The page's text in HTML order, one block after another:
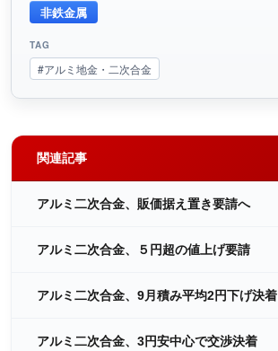
非鉄金属
TAG
#アルミ地金・二次合金
関連記事
アルミ二次合金、販価据え置き要請へ
アルミ二次合金、５円超の値上げ要請
アルミ二次合金、9月積み平均2円下げ決着
アルミ二次合金、3円安中心で交渉決着